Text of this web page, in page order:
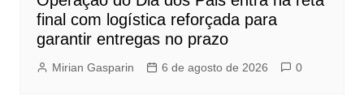
final com logística reforçada para
garantir entregas no prazo
Mirian Gasparin 6 de agosto de 2026 0